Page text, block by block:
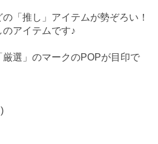
「推し」アイテムが勢ぞろい！
アイテムです♪
選」のマークのPOPが目印で